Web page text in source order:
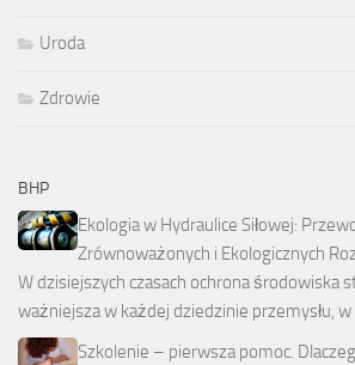
Uroda
Zdrowie
BHP
Ekologia w Hydraulice Siłowej:
Zrównoważonych i Ekologicznych
W dzisiejszych czasach ochrona środowiska
ważniejsza w każdej dziedzinie przemysłu,
Szkolenie – pierwsza pomoc.